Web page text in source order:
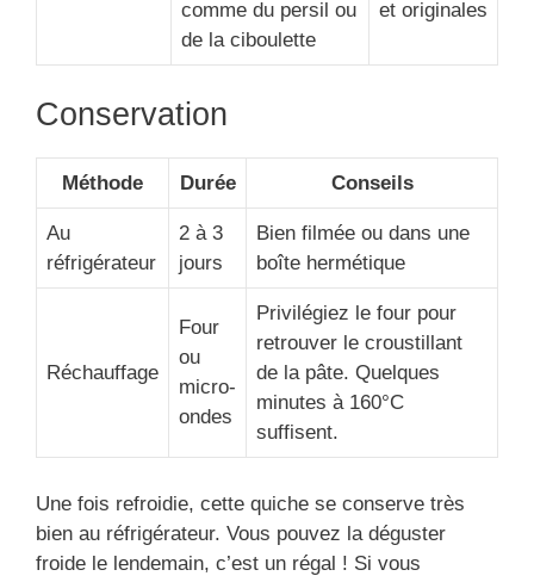
comme du persil ou
de la ciboulette
et originales
Conservation
Méthode Durée Conseils
Au
réfrigérateur
2 à 3
jours
Bien filmée ou dans une
boîte hermétique
Réchauffage
Four
ou
micro-
ondes
Privilégiez le four pour
retrouver le croustillant
de la pâte. Quelques
minutes à 160°C
suffisent.
Une fois refroidie, cette quiche se conserve très
bien au réfrigérateur. Vous pouvez la déguster
froide le lendemain, c’est un régal ! Si vous